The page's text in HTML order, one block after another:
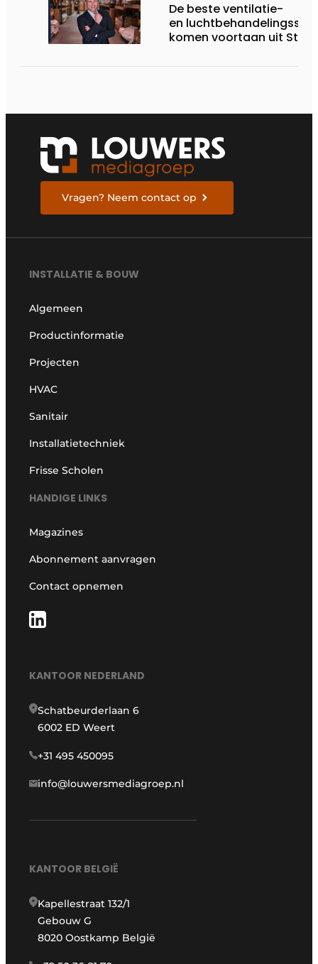
De beste ventilatie-
en
komen voortaan uit
Vragen? Neem contact op
INSTALLATIE & BOUW
Algemeen
Productinformatie
Projecten
HVAC
Sanitair
Installatietechniek
Frisse Scholen
HANDIGE LINKS
Magazines
Abonnement aanvragen
Contact opnemen
KANTOOR NEDERLAND
Schatbeurderlaan 6
6002 ED Weert
+31 495 450095
info@louwersmediagroep.nl
KANTOOR BELGIË
Kapellestraat 132/1
Gebouw G
8020 Oostkamp België